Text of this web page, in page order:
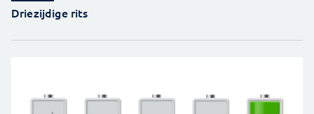
Driezijdige rits